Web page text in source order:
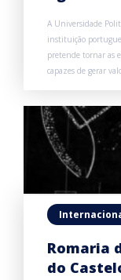
A Universidade
instituição
pretende tornar as
capazes de gerar
Romaria
do